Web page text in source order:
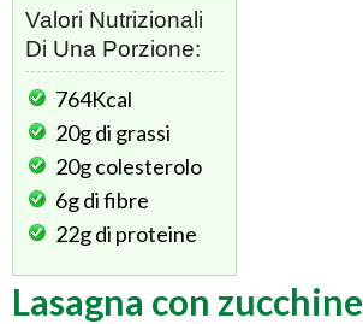
Valori Nutrizionali
Di Una Porzione:
764Kcal
20gdi grassi
20gcolesterolo
6gdi fibre
22gdi proteine
Lasagna con zucchine